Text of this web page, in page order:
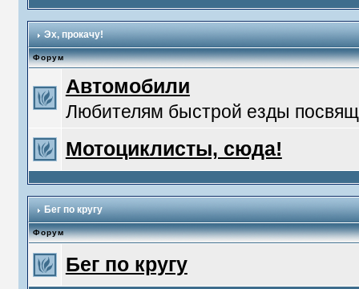
Эх, прокачу!
Форум
Автомобили
Любителям быстрой езды
Мотоциклисты, сюда!
Бег по кругу
Форум
Бег по кругу